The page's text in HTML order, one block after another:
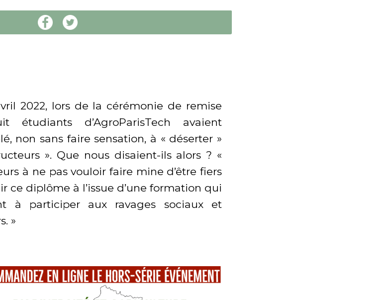
2022, lors de la cérémonie de remise
étudiants d’AgroParisTech avaient
non sans faire sensation, à « déserter »
». Que nous disaient-ils alors ? «
à ne pas vouloir faire mine d’être fiers
ce diplôme à l’issue d’une formation qui
à participer aux ravages sociaux et
»